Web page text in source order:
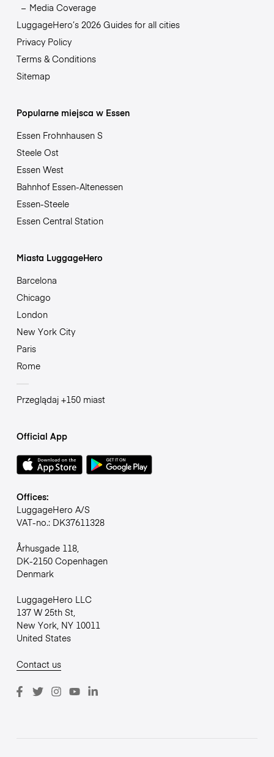
Media Coverage
LuggageHero’s 2026 Guides for all cities
Privacy Policy
Terms & Conditions
Sitemap
Popularne miejsca w Essen
Essen Frohnhausen S
Steele Ost
Essen West
Bahnhof Essen-Altenessen
Essen-Steele
Essen Central Station
Miasta LuggageHero
Barcelona
Chicago
London
New York City
Paris
Rome
Przeglądaj +150 miast
Official App
Offices:
LuggageHero A/S
VAT-no.: DK37611328
Århusgade 118,
DK-2150 Copenhagen
Denmark
LuggageHero LLC
137 W 25th St,
New York, NY 10011
United States
Contact us